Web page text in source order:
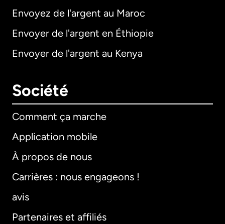
Envoyez de l'argent au Maroc
Envoyer de l'argent en Éthiopie
Envoyer de l'argent au Kenya
Société
Comment ça marche
Application mobile
À propos de nous
Carrières : nous engageons !
avis
Partenaires et affiliés